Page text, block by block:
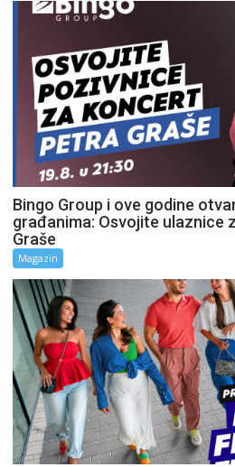
Bingo Group i ove godine
građanima: Osvojite ulaznice
Graše
Magazin